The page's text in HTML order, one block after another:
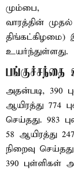
மும்பை,
வாரத்தின்
திங்கட்கிழமை)
உயர்ந்துள்ளது.
பங்குச்சந்தை
அதன்படி, 390
ஆயிரத்து 774
செய்தது. 983
58 ஆயிரத்து
நிறைவு
390 புள்ளிகள்